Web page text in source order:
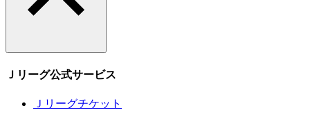
Ｊリーグ公式サービス
Ｊリーグチケット